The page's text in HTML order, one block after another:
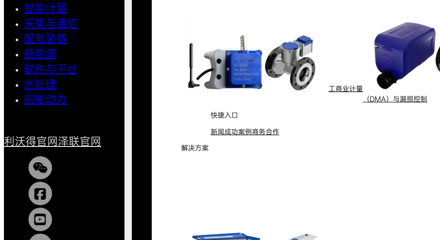
工商业计量
（DMA）与漏损控制
快捷入口
新闻成功案例商务合作
解决方案
智能计量
采集与通信
配电装备
新能源
软件与平台
水处理
船舶动力
AMI智能抄表
清洁用水
小型船舶电动推进系统
智慧水务
智慧燃气
船舶电动化
利沃得官网泽联官网